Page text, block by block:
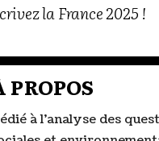
la France 2025 !
PROPOS
à l’analyse des